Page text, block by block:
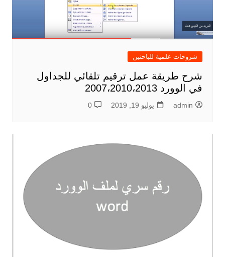
شروحات علمية للباحثين
شرح طريقة عمل ترقيم تلقائي للجداول
في الوورد 2007،2010،2013
admin يوليو 19, 2019 0